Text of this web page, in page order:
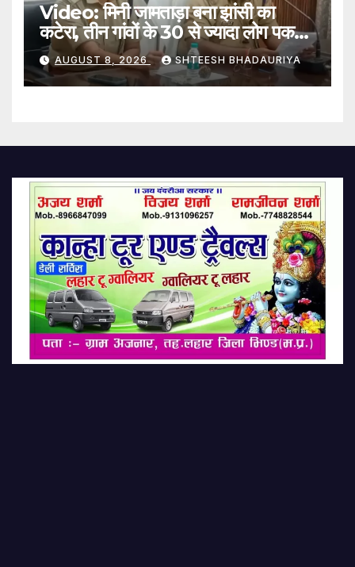
Video: मिनी जामताड़ा बना झांसी का
कटेरा, तीन गांवों के 30 से ज्यादा लोग पकड़े
गएAUGUST 8, 2026 SHTEESH BHADAURIYA